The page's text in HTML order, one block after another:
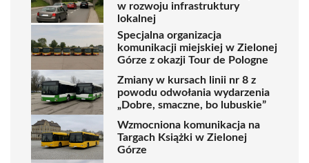
w rozwoju infrastruktury
lokalnej
Specjalna organizacja
komunikacji miejskiej w Zielonej
Górze z okazji Tour de Pologne
Zmiany w kursach linii nr 8 z
powodu odwołania wydarzenia
„Dobre, smaczne, bo lubuskie”
Wzmocniona komunikacja na
Targach Książki w Zielonej
Górze